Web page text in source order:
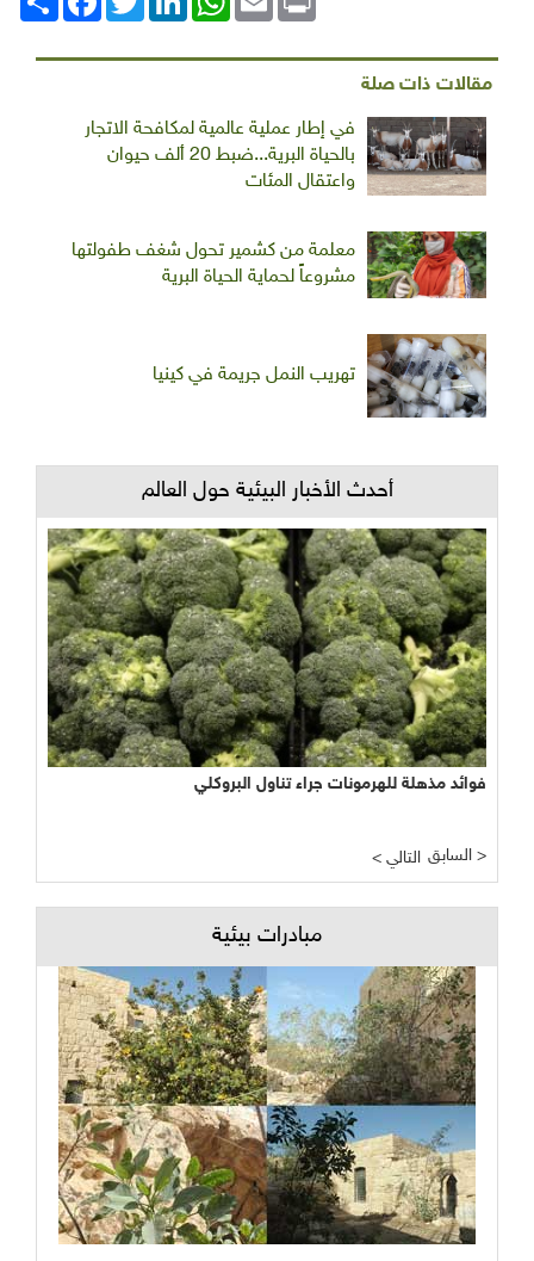
مقالات ذات صلة
في إطار عملية عالمية لمكافحة الاتجار
بالحياة البرية...ضبط 20 ألف حيوان
واعتقال المئات
معلمة من كشمير تحول شغف طفولتها
مشروعاً لحماية الحياة البرية
تهريب النمل جريمة في كينيا
أحدث الأخبار البيئية حول العالم
فوائد مذهلة للهرمونات جراء تناول البروكلي
< التالي السابق >
مبادرات بيئية